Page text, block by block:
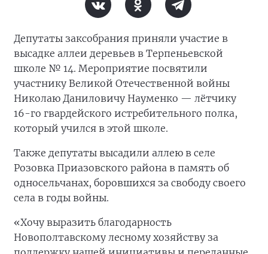
Депутаты заксобрания приняли участие в
высадке аллеи деревьев в Терпеньевской
школе № 14. Мероприятие посвятили
участнику Великой Отечественной войны
Николаю Даниловичу Науменко — лётчику
16-го гвардейского истребительного полка,
который учился в этой школе.
Также депутаты высадили аллею в селе
Розовка Приазовского района в память об
односельчанах, боровшихся за свободу своего
села в годы войны.
«Хочу выразить благодарность
Новополтавскому лесному хозяйству за